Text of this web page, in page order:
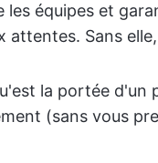
les équipes et
attentes. Sans
la portée d'un
(sans vous